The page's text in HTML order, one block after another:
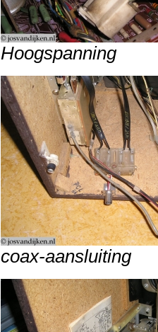
Hoogspanning
coax-aansluiting